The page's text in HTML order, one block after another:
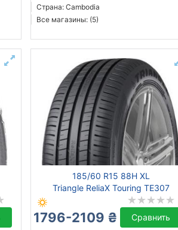
Страна: Cambodia
Все магазины: (5)
185/60 R15 88H XL
Triangle ReliaX Touring TE307
1796-2109 ₴ Сравнить